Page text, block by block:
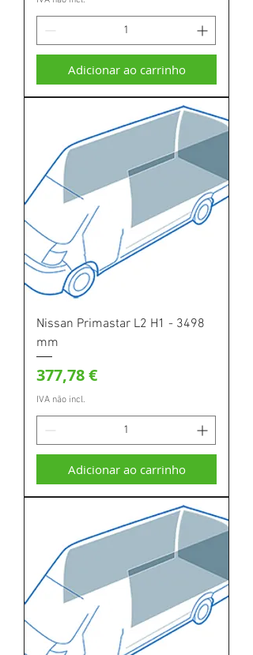
Adicionar ao carrinho
Nissan Primastar L2 H1 - 3498
mm
Preço
377,78 €
IVA não incl.
Adicionar ao carrinho